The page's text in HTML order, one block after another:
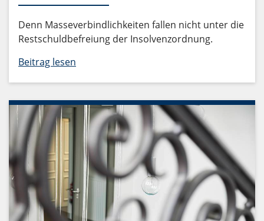
Denn Masseverbindlichkeiten fallen nicht unter die
Restschuldbefreiung der Insolvenzordnung.
Beitrag lesen